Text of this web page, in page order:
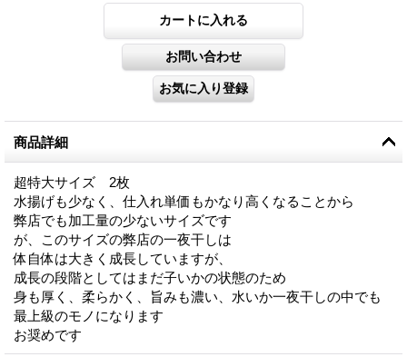
商品詳細
超特大サイズ 2枚
水揚げも少なく、仕入れ単価もかなり高くなることから
弊店でも加工量の少ないサイズです
が、このサイズの弊店の一夜干しは
体自体は大きく成長していますが、
成長の段階としてはまだ子いかの状態のため
身も厚く、柔らかく、旨みも濃い、水いか一夜干しの中でも
最上級のモノになります
お奨めです